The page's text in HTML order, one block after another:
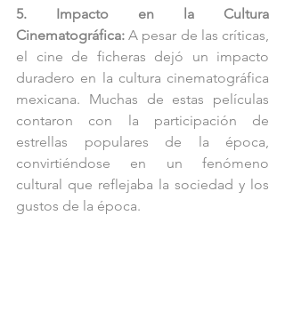
5. Impacto en la Cultura
Cinematográfica: A pesar de las críticas,
el cine de ficheras dejó un impacto
duradero en la cultura cinematográfica
mexicana. Muchas de estas películas
contaron con la participación de
estrellas populares de la época,
convirtiéndose en un fenómeno
cultural que reflejaba la sociedad y los
gustos de la época.